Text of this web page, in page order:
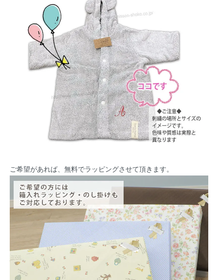
ご希望があれば、無料でラッピングさせて頂きます。